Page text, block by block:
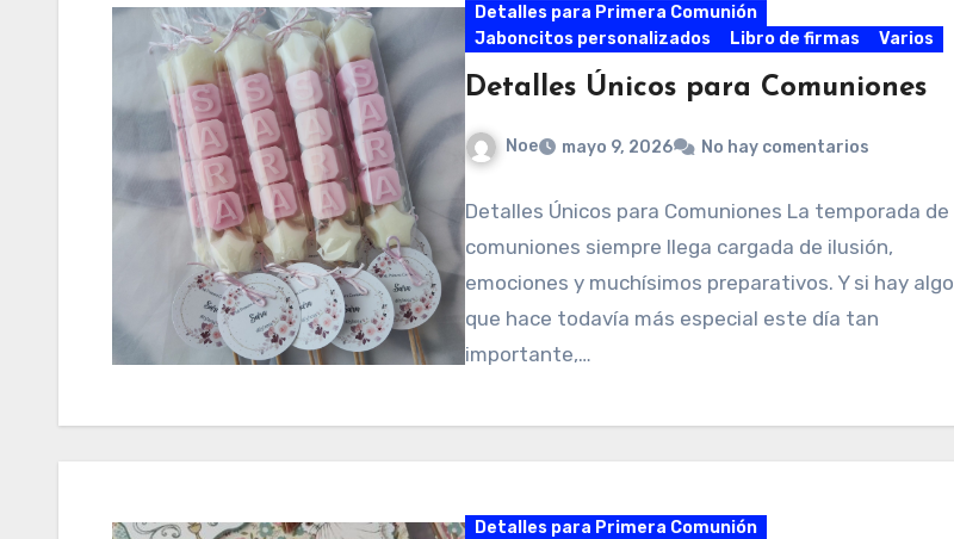
Detalles para Primera Comunión
Jaboncitos personalizados
Libro de firmas Varios
Detalles Únicos para Comuniones
Noe mayo 9, 2026 No hay comentarios
Detalles Únicos para Comuniones La temporada de
comuniones siempre llega cargada de ilusión,
emociones y muchísimos preparativos. Y si hay algo
que hace todavía más especial este día tan
importante,…
Detalles para Primera Comunión